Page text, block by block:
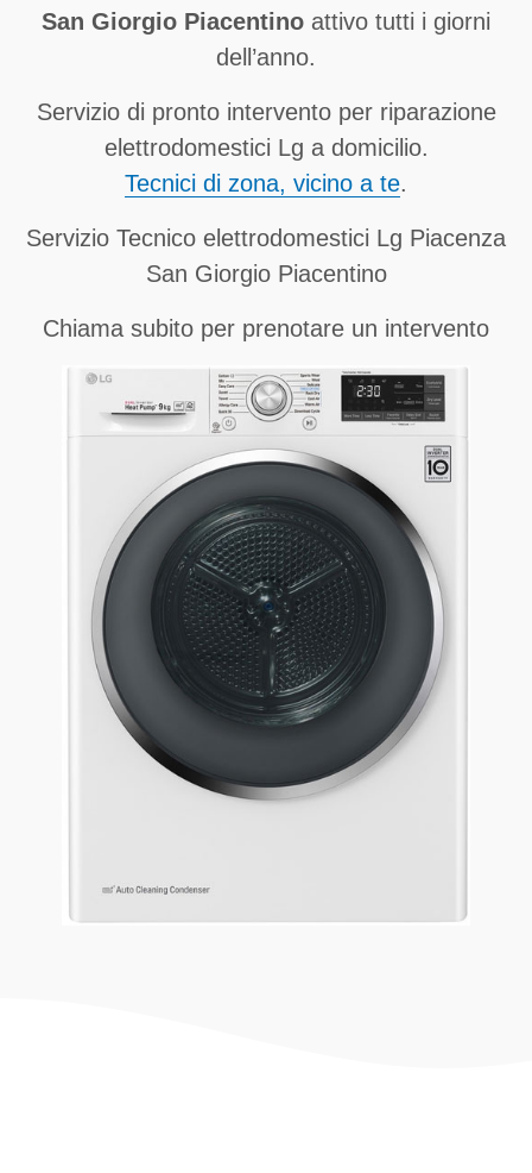
San Giorgio Piacentino attivo tutti i giorni
dell’anno.
Servizio di pronto intervento per riparazione
elettrodomestici Lg a domicilio.
Tecnici di zona, vicino a te.
Servizio Tecnico elettrodomestici Lg Piacenza
San Giorgio Piacentino
Chiama subito per prenotare un intervento